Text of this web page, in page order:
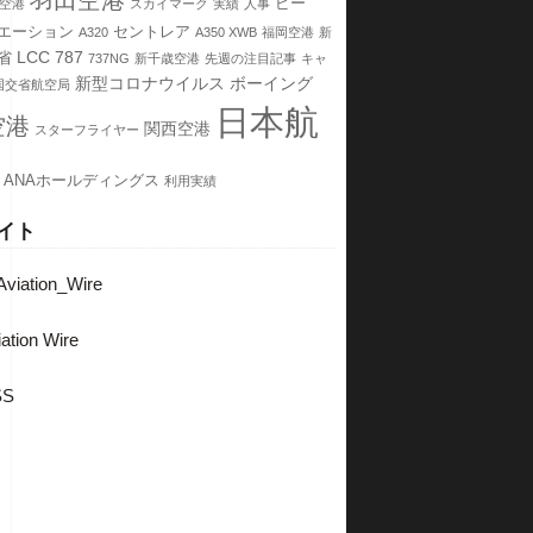
港 スカイマーク 実績 人事 ピー
ーション A320 セントレア A350 XWB 福岡空港 新
LCC 787 737NG 新千歳空港 先週の注目記事 キャ
交省航空局 新型コロナウイルス ボーイング
港 スターフライヤー 関西空港 日本航
ANAホールディングス 利用実績
ト
Wire